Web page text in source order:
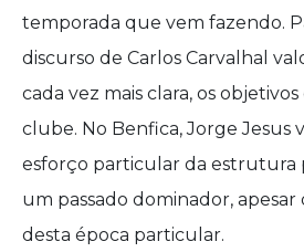
temporada que vem fazendo.
discurso de Carlos Carvalhal
cada vez mais clara, os
clube. No Benfica, Jorge Jesus
esforço particular da estrutura
um passado dominador, apesar
desta época particular.